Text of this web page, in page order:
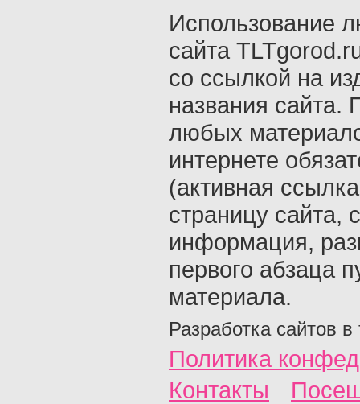
Использование
сайта
со ссылкой на
названия сайта.
любых
интернете
(активная
страницу сайта,
информация,
первого абзаца
материала.
Разработка сайтов в
Политика
Контакты